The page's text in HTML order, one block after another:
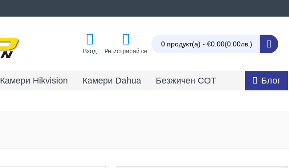
Вход Регистрирай се
0 продукт(а) - €0.00(0.00лв.)
Камери Hikvision Камери Dahua Безжичен СОТ Блог